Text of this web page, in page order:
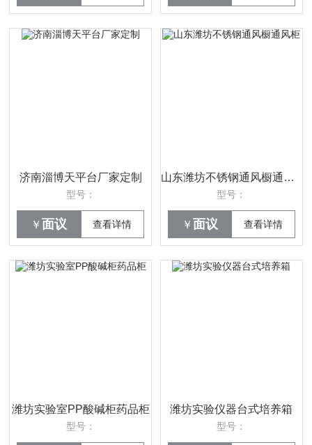
济南淄博天平台厂家定制
型号：
￥ 面议 查看详情
山东潍坊不锈钢通风橱通风柜
型号：
￥ 面议 查看详情
潍坊实验室PP酸碱柜药品柜
型号：
潍坊实验仪器台式培养箱
型号：